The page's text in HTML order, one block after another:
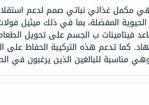
true-
honey
الصحة
والمكملات
أساسيات
العناية
غذائي نباتي صمم لدعم استقلاب
فيتامينات ب الجسم على تحويل
كما تدعم هذه التركيبة
مناسبة للبالغين الذين يرغبون في